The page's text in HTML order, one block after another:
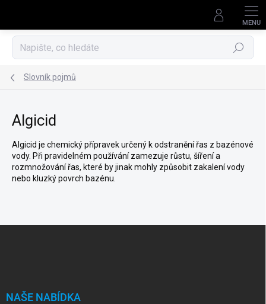
Hledat
Slovník pojmů
Algicid
Algicid je chemický přípravek určený k odstranění řas z bazénové
vody. Při pravidelném používání zamezuje růstu, šíření a
rozmnožování řas, které by jinak mohly způsobit zakalení vody
nebo kluzký povrch bazénu.
NAŠE NABÍDKA